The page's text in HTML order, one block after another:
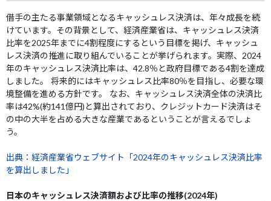
借手の主たる事業領域となるキャッシュレス決済は、年々成長を続
けています。その背景として、経済産業省は、キャッシュレス決済
比率を2025年までに4割程度にするという目標を掲げ、キャッシュ
レス決済の推進に取り組んでいることが挙げられます。実際、2024
年のキャッシュレス決済比率は、42.8％と政府目標である4割を達成
しました。 将来的にはキャッシュレス比率80％を目指し、必要な環
境整備を進める方針です。 なお、キャッシュレス決済全体の決済比
率は42%(約141億円)と算出されており、クレジットカード決済はそ
の中の大半を占める大きな産業であるということが言えるでしょ
う。
出典：経済産業省ウェブサイト「2024年のキャッシュレス決済比率
を算出しました」
日本のキャッシュレス決済額および比率の推移(2024年)